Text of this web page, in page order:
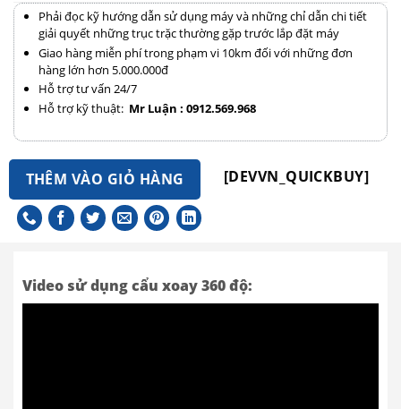
Phải đọc kỹ hướng dẫn sử dụng máy và những chỉ dẫn chi tiết
giải quyết những trục trặc thường gặp trước lắp đặt máy
Giao hàng miễn phí trong phạm vi 10km đối với những đơn
hàng lớn hơn 5.000.000đ
Hỗ trợ tư vấn 24/7
Hỗ trợ kỹ thuật: Mr Luận : 0912.569.968
THÊM VÀO GIỎ HÀNG [DEVVN_QUICKBUY]
Video sử dụng cẩu xoay 360 độ: